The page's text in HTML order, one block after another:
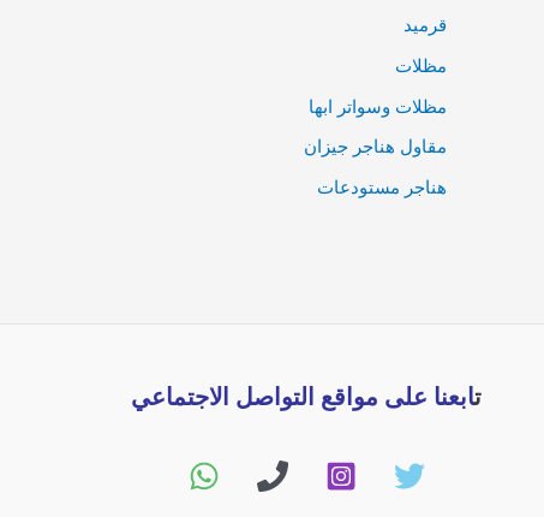
قرميد
مظلات
مظلات وسواتر ابها
مقاول هناجر جيزان
هناجر مستودعات
تابعنا على مواقع التواصل الاجتماعي